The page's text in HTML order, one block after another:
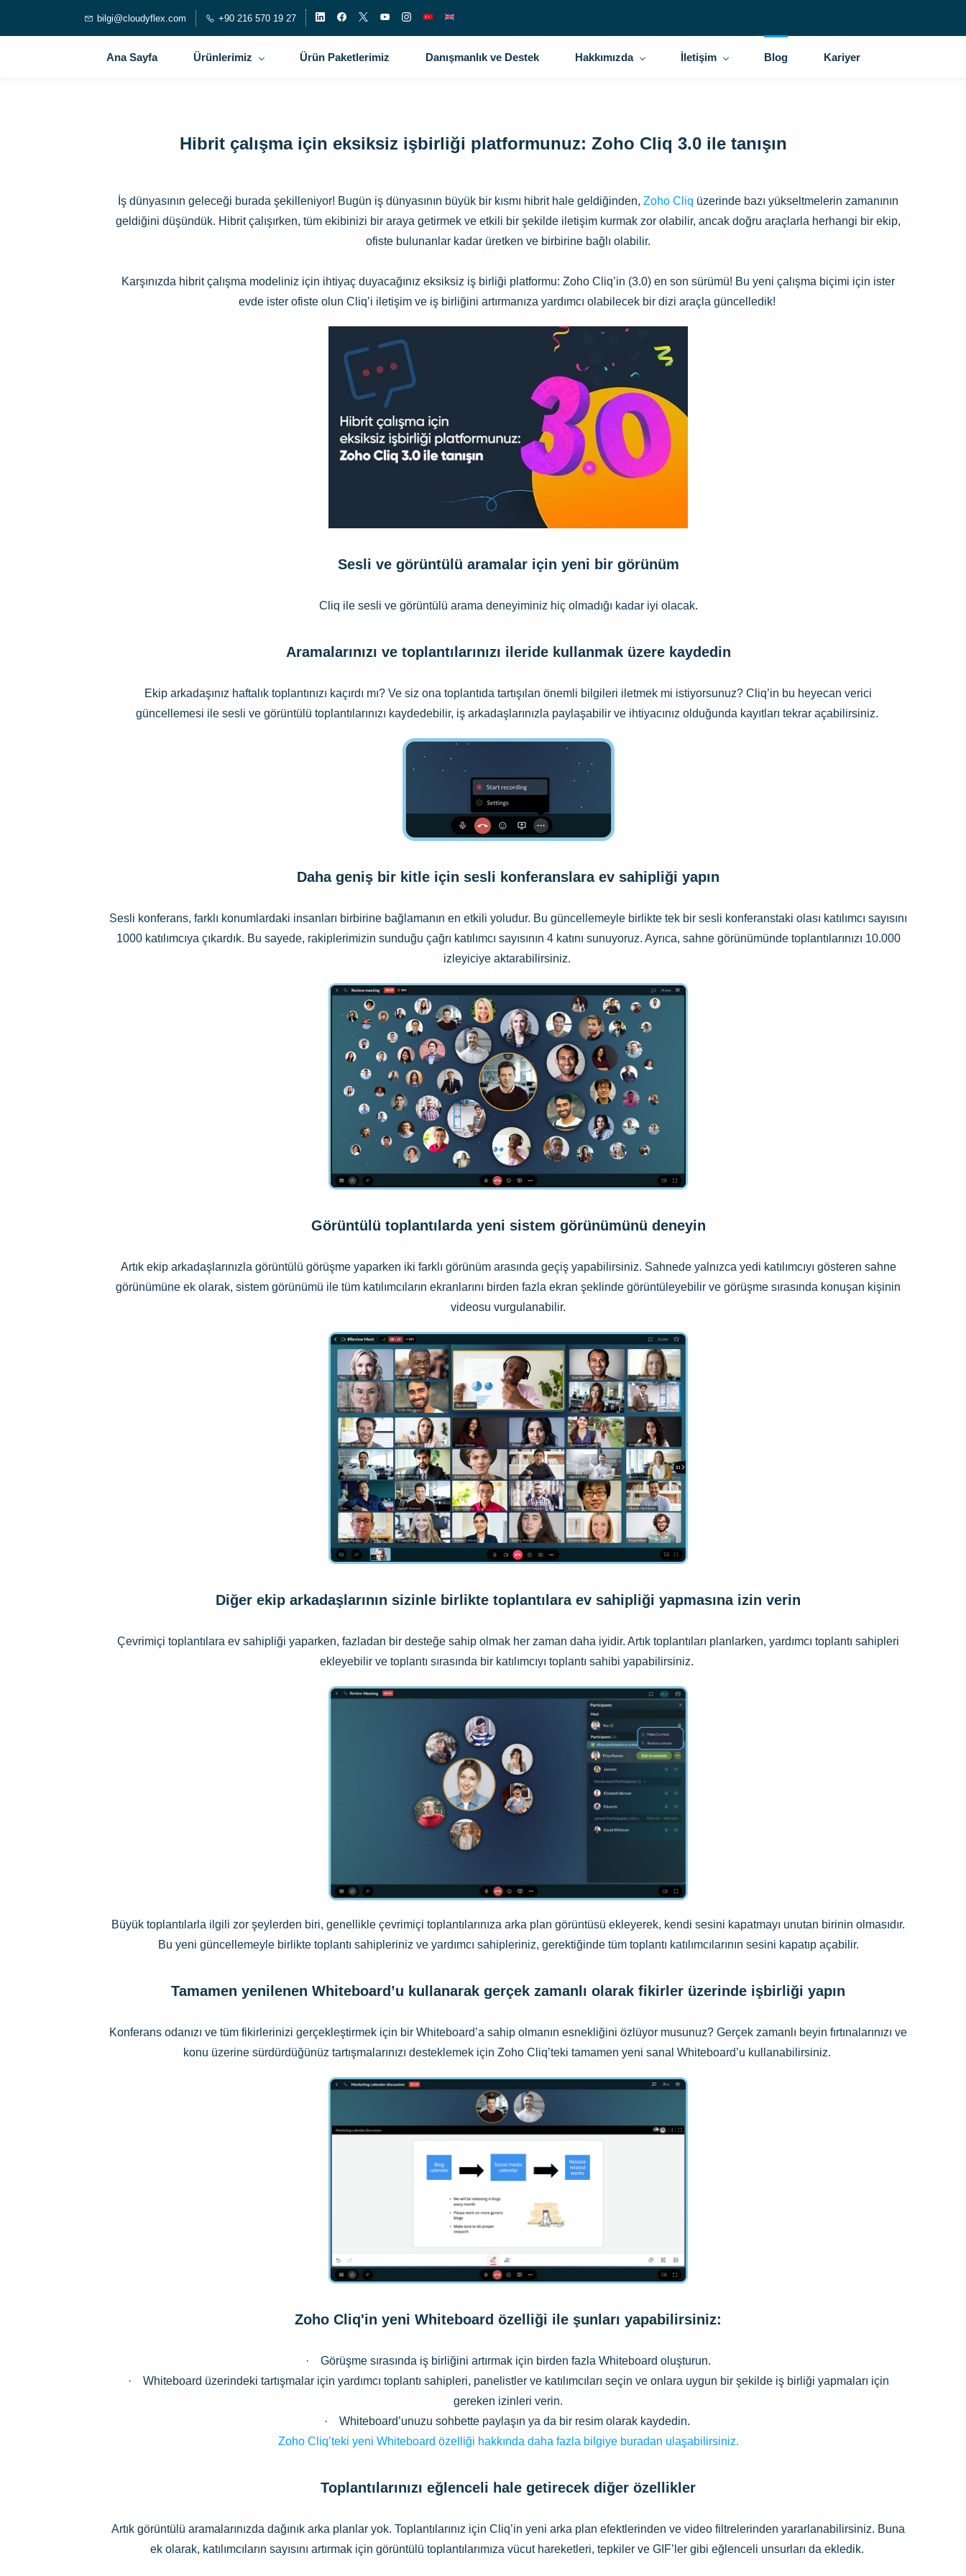
bilgi@cloudyflex.com +90 216 570 19 27
Ana Sayfa Ürünlerimiz Ürün Paketlerimiz Danışmanlık ve Destek Hakkımızda İletişim Blog Kariyer
Hibrit çalışma için eksiksiz işbirliği platformunuz: Zoho Cliq 3.0 ile tanışın
İş dünyasının geleceği burada şekilleniyor! Bugün iş dünyasının büyük bir kısmı hibrit hale geldiğinden, Zoho Cliq üzerinde bazı yükseltmelerin zamanının
geldiğini düşündük. Hibrit çalışırken, tüm ekibinizi bir araya getirmek ve etkili bir şekilde iletişim kurmak zor olabilir, ancak doğru araçlarla herhangi bir ekip,
ofiste bulunanlar kadar üretken ve birbirine bağlı olabilir.
Karşınızda hibrit çalışma modeliniz için ihtiyaç duyacağınız eksiksiz iş birliği platformu: Zoho Cliq’in (3.0) en son sürümü! Bu yeni çalışma biçimi için ister
evde ister ofiste olun Cliq’i iletişim ve iş birliğini artırmanıza yardımcı olabilecek bir dizi araçla güncelledik!
Sesli ve görüntülü aramalar için yeni bir görünüm
Cliq ile sesli ve görüntülü arama deneyiminiz hiç olmadığı kadar iyi olacak.
Aramalarınızı ve toplantılarınızı ileride kullanmak üzere kaydedin
Ekip arkadaşınız haftalık toplantınızı kaçırdı mı? Ve siz ona toplantıda tartışılan önemli bilgileri iletmek mi istiyorsunuz? Cliq’in bu heyecan verici
güncellemesi ile sesli ve görüntülü toplantılarınızı kaydedebilir, iş arkadaşlarınızla paylaşabilir ve ihtiyacınız olduğunda kayıtları tekrar açabilirsiniz.
Daha geniş bir kitle için sesli konferanslara ev sahipliği yapın
Sesli konferans, farklı konumlardaki insanları birbirine bağlamanın en etkili yoludur. Bu güncellemeyle birlikte tek bir sesli konferanstaki olası katılımcı sayısını
1000 katılımcıya çıkardık. Bu sayede, rakiplerimizin sunduğu çağrı katılımcı sayısının 4 katını sunuyoruz. Ayrıca, sahne görünümünde toplantılarınızı 10.000
izleyiciye aktarabilirsiniz.
Görüntülü toplantılarda yeni sistem görünümünü deneyin
Artık ekip arkadaşlarınızla görüntülü görüşme yaparken iki farklı görünüm arasında geçiş yapabilirsiniz. Sahnede yalnızca yedi katılımcıyı gösteren sahne
görünümüne ek olarak, sistem görünümü ile tüm katılımcıların ekranlarını birden fazla ekran şeklinde görüntüleyebilir ve görüşme sırasında konuşan kişinin
videosu vurgulanabilir.
Diğer ekip arkadaşlarının sizinle birlikte toplantılara ev sahipliği yapmasına izin verin
Çevrimiçi toplantılara ev sahipliği yaparken, fazladan bir desteğe sahip olmak her zaman daha iyidir. Artık toplantıları planlarken, yardımcı toplantı sahipleri
ekleyebilir ve toplantı sırasında bir katılımcıyı toplantı sahibi yapabilirsiniz.
Büyük toplantılarla ilgili zor şeylerden biri, genellikle çevrimiçi toplantılarınıza arka plan görüntüsü ekleyerek, kendi sesini kapatmayı unutan birinin olmasıdır.
Bu yeni güncellemeyle birlikte toplantı sahipleriniz ve yardımcı sahipleriniz, gerektiğinde tüm toplantı katılımcılarının sesini kapatıp açabilir.
Tamamen yeni lenen Whiteboard’u kullanarak gerçek zamanlı olarak fikirler üzerinde işbirliği yapın
Konferans odanızı ve tüm fikirlerinizi gerçekleştirmek için bir Whiteboard’a sahip olmanın esnekliğini özlüyor musunuz? Gerçek zamanlı beyin fırtınalarınızı ve
konu üzerine sürdürdüğünüz tartışmalarınızı desteklemek için Zoho Cliq’teki tamamen yeni sanal Whiteboard’u kullanabilirsiniz.
Zoho Cliq'in yeni Whiteboard özelliği ile şunları yapabilirsiniz:
· Görüşme sırasında iş birliğini artırmak için birden fazla Whiteboard oluşturun.
· Whiteboard üzerindeki tartışmalar için yardımcı toplantı sahipleri, panelistler ve katılımcıları seçin ve onlara uygun bir şekilde iş birliği yapmaları için
gereken izinleri verin.
· Whiteboard’unuzu sohbette paylaşın ya da bir resim olarak kaydedin.
Zoho Cliq’teki yeni Whiteboard özelliği hakkında daha fazla bilgiye buradan ulaşabilirsiniz.
Toplantılarınızı eğlenceli hale getirecek diğer özellikler
Artık görüntülü aramalarınızda dağınık arka planlar yok. Toplantılarınız için Cliq’in yeni arka plan efektlerinden ve video filtrelerinden yararlanabilirsiniz. Buna
ek olarak, katılımcıların sayısını artırmak için görüntülü toplantılarımıza vücut hareketleri, tepkiler ve GIF’ler gibi eğlenceli unsurları da ekledik.